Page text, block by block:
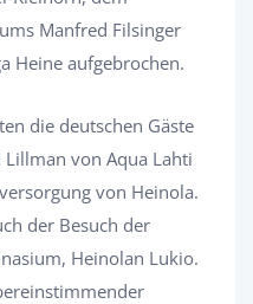
Manfred Filsinger
Heine aufgebrochen.
die deutschen Gäste
von Aqua Lahti
von Heinola.
der Besuch der
Heinolan Lukio.